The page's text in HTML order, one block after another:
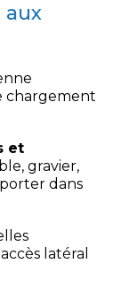
aux
chargement
et
gravier,
dans
latéral